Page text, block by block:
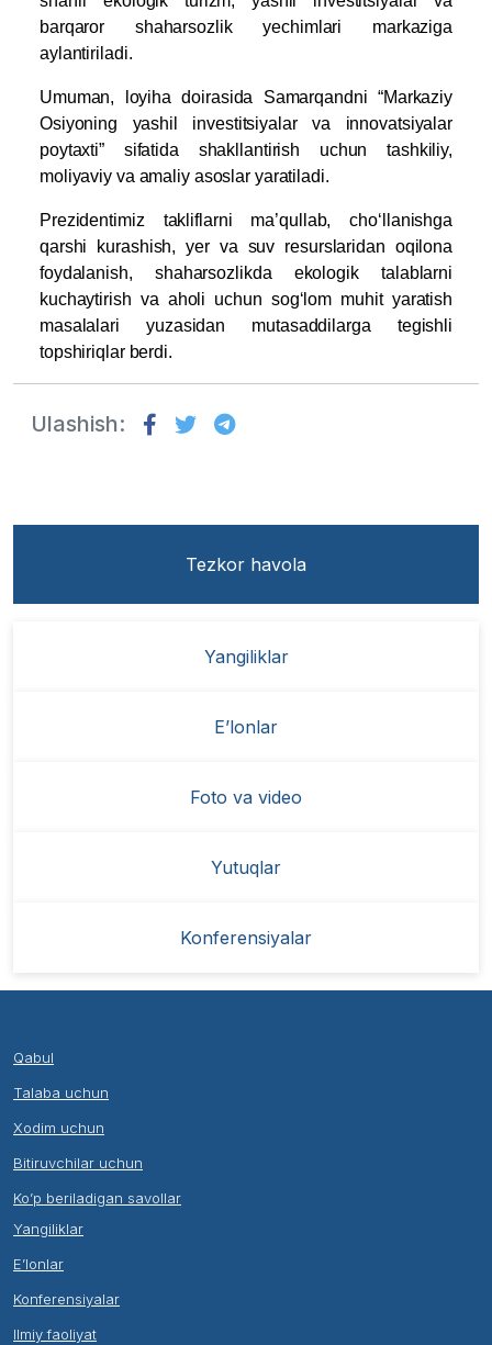
barqaror shaharsozlik yechimlari markaziga
aylantiriladi.
Umuman, loyiha doirasida Samarqandni “Markaziy
Osiyoning yashil investitsiyalar va innovatsiyalar
poytaxti” sifatida shakllantirish uchun tashkiliy,
moliyaviy va amaliy asoslar yaratiladi.
Prezidentimiz takliflarni ma’qullab, cho‘llanishga
qarshi kurashish, yer va suv resurslaridan oqilona
foydalanish, shaharsozlikda ekologik talablarni
kuchaytirish va aholi uchun sog‘lom muhit yaratish
masalalari yuzasidan mutasaddilarga tegishli
topshiriqlar berdi.
Ulashish:
Tezkor havola
Yangiliklar
E’lonlar
Foto va video
Yutuqlar
Konferensiyalar
Qabul
Talaba uchun
Xodim uchun
Bitiruvchilar uchun
Ko’p beriladigan savollar
Yangiliklar
E’lonlar
Konferensiyalar
Ilmiy faoliyat